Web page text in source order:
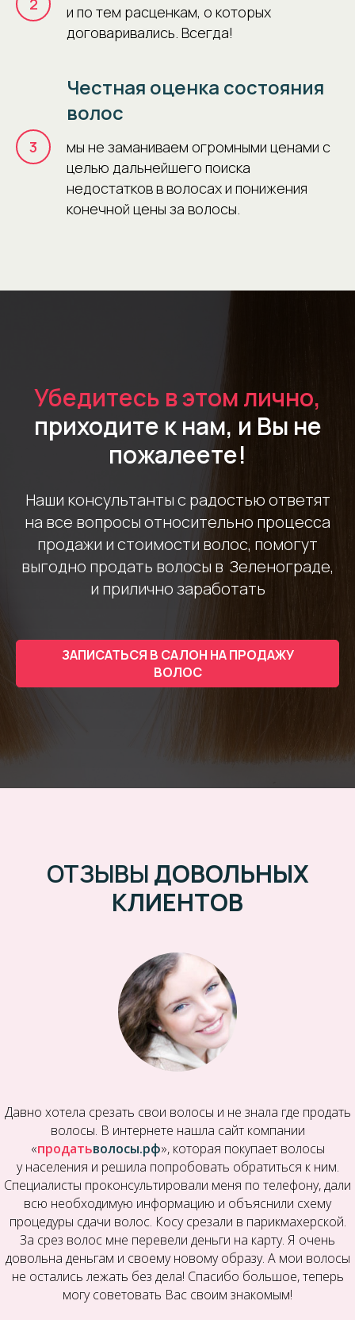
2
и по тем расценкам, о которых
договаривались. Всегда!
3
Честная оценка состояния
волос
мы не заманиваем огромными ценами с
целью дальнейшего поиска
недостатков в волосах и понижения
конечной цены за волосы.
Убедитесь в этом лично,
приходите к нам, и Вы не
пожалеете!
Наши консультанты с радостью ответят
на все вопросы относительно процесса
продажи и стоимости волос, помогут
выгодно продать волосы в Зеленограде,
и прилично заработать
ЗАПИСАТЬСЯ В САЛОН НА ПРОДАЖУ
ВОЛОС
ОТЗЫВЫДОВОЛЬНЫХ
КЛИЕНТОВ
Давно хотела срезать свои волосы и не знала где продать
волосы. В интернете нашла сайт компании
«продатьволосы.рф», которая покупает волосы
у населения и решила попробовать обратиться к ним.
Специалисты проконсультировали меня по телефону, дали
всю необходимую информацию и объяснили схему
процедуры сдачи волос. Косу срезали в парикмахерской.
За срез волос мне перевели деньги на карту. Я очень
довольна деньгам и своему новому образу. А мои волосы
не остались лежать без дела! Спасибо большое, теперь
могу советовать Вас своим знакомым!